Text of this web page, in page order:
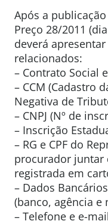
Após a
Preço 28/2011
deverá
relacionados:
– Contrato Social
– CCM (Cadastro
Negativa de
– CNPJ (Nº de
– Inscrição
– RG e CPF do
procurador juntar
registrada em
– Dados
(banco, agência e
– Telefone e e-